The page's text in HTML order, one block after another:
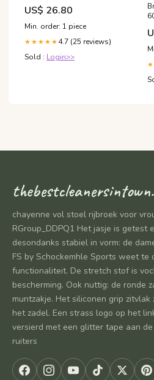
US$ 26.80
Min. order: 1 piece
★★★★★ 4.7 (25 reviews)
Sold : Login>>
chayenne vol stoel rijbroek voor
RGroup_DDPQ1 Het jasje is getest
desondanks stabiel in vorm: de
FS by Schockemhle Sports weet te
functionaliteit. De stretch stof is
bescherming. Ook nuttig: de ronde
muntzakje. Het siliconen grip
het zadel. Een strass logo op het
versierd met een glitter tape aan
ruiters